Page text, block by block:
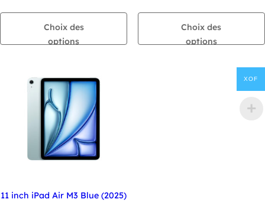
prix :
,000 CFA
,249
,000 CFA
Choix des
options
prix :
,000
,249
Choix des
options
11 inch iPad Air M3 Blue (2025)
XOF